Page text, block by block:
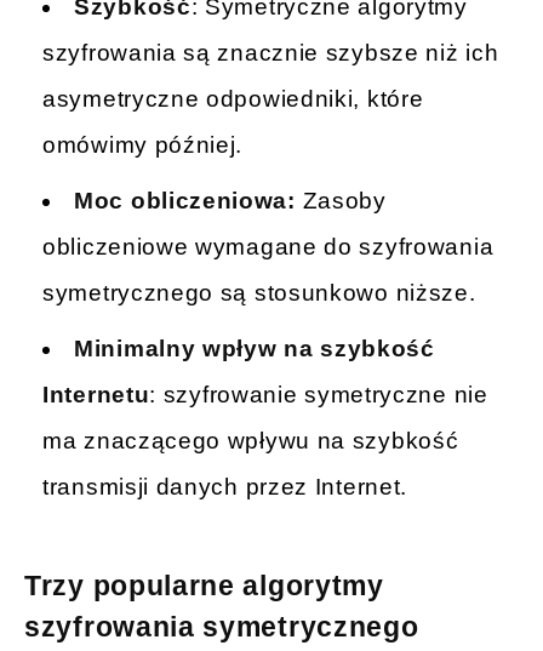
Szybkość: Symetryczne algorytmy
szyfrowania są znacznie szybsze niż ich
asymetryczne odpowiedniki, które
omówimy później.
Moc obliczeniowa: Zasoby
obliczeniowe wymagane do szyfrowania
symetrycznego są stosunkowo niższe.
Minimalny wpływ na szybkość
Internetu: szyfrowanie symetryczne nie
ma znaczącego wpływu na szybkość
transmisji danych przez Internet.
Trzy popularne algorytmy
szyfrowania symetrycznego